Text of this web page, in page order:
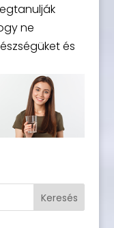
ne
és
Keresés